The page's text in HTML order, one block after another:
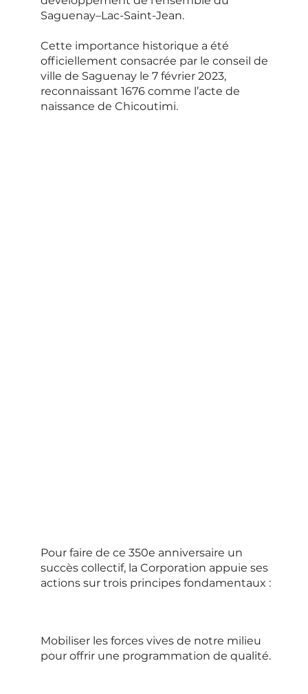
Saguenay–Lac-Saint-Jean.
Cette importance historique a été
officiellement consacrée par le conseil de
ville de Saguenay le 7 février 2023,
reconnaissant 1676 comme l’acte de
naissance de Chicoutimi.
Pour faire de ce 350e anniversaire un
succès collectif, la Corporation appuie ses
actions sur trois principes fondamentaux :​
Mobiliser les forces vives de notre milieu
pour offrir une programmation de qualité.​